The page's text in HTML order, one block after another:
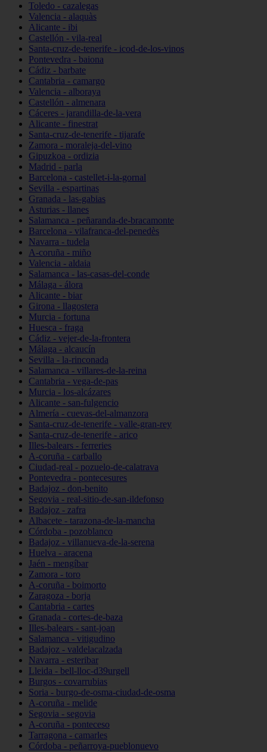
Toledo - cazalegas
Valencia - alaquàs
Alicante - ibi
Castellón - vila-real
Santa-cruz-de-tenerife - icod-de-los-vinos
Pontevedra - baiona
Cádiz - barbate
Cantabria - camargo
Valencia - alboraya
Castellón - almenara
Cáceres - jarandilla-de-la-vera
Alicante - finestrat
Santa-cruz-de-tenerife - tijarafe
Zamora - moraleja-del-vino
Gipuzkoa - ordizia
Madrid - parla
Barcelona - castellet-i-la-gornal
Sevilla - espartinas
Granada - las-gabias
Asturias - llanes
Salamanca - peñaranda-de-bracamonte
Barcelona - vilafranca-del-penedès
Navarra - tudela
A-coruña - miño
Valencia - aldaia
Salamanca - las-casas-del-conde
Málaga - álora
Alicante - biar
Girona - llagostera
Murcia - fortuna
Huesca - fraga
Cádiz - vejer-de-la-frontera
Málaga - alcaucín
Sevilla - la-rinconada
Salamanca - villares-de-la-reina
Cantabria - vega-de-pas
Murcia - los-alcázares
Alicante - san-fulgencio
Almería - cuevas-del-almanzora
Santa-cruz-de-tenerife - valle-gran-rey
Santa-cruz-de-tenerife - arico
Illes-balears - ferreries
A-coruña - carballo
Ciudad-real - pozuelo-de-calatrava
Pontevedra - pontecesures
Badajoz - don-benito
Segovia - real-sitio-de-san-ildefonso
Badajoz - zafra
Albacete - tarazona-de-la-mancha
Córdoba - pozoblanco
Badajoz - villanueva-de-la-serena
Huelva - aracena
Jaén - mengíbar
Zamora - toro
A-coruña - boimorto
Zaragoza - borja
Cantabria - cartes
Granada - cortes-de-baza
Illes-balears - sant-joan
Salamanca - vitigudino
Badajoz - valdelacalzada
Navarra - esteribar
Lleida - bell-lloc-d39urgell
Burgos - covarrubias
Soria - burgo-de-osma-ciudad-de-osma
A-coruña - melide
Segovia - segovia
A-coruña - ponteceso
Tarragona - camarles
Córdoba - peñarroya-pueblonuevo